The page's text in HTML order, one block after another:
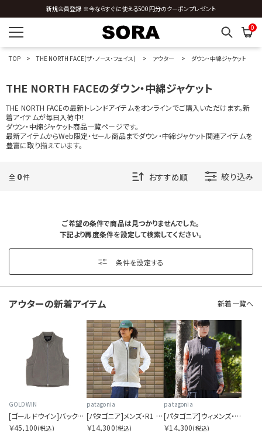
TAILOR TOYO
TAION
Teva
THE NORTH FACE
THE NORTH FACE PURPLE LABEL
Tieasy Authentic Classic
Topo Athletic
TREKMATES
V
Y
OTHERS
カラーを指定する
新規会員登録 ※今ならすぐに使える500円分のクーポンプレゼント
0
TOP THE NORTH FACE(ザ・ノース・フェイス) アウター ダウン・中綿ジャケット
THE NORTH FACEのダウン・中綿ジャケット
THE NORTH FACEの最新トレンドアイテムをオンラインでご購入いただけます。新
着アイテムが毎日入荷中！
ダウン・中綿ジャケット商品一覧ページです。
最新アイテムからWeb限定・セール商品までダウン・中綿ジャケット関連アイテムを
豊富に取り揃えています。
全 0件 絞り込み
ご希望の条件で商品は見つかりませんでした。
下記より再度条件を設定して検索してください。
条件を設定する
アウターの新着アイテム 新着一覧へ
GOLDWIN
[ゴールドウイン]バックパックベスト
￥45,100(税込)
patagonia
[パタゴニア]メンズ・R1 エア・ベスト
￥14,300(税込)
patagonia
[パタゴニア]ウィメンズ・R1 エア・ベスト
￥14,300(税込)